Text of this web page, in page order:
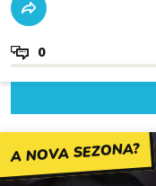
0
A NOVA SEZONA?